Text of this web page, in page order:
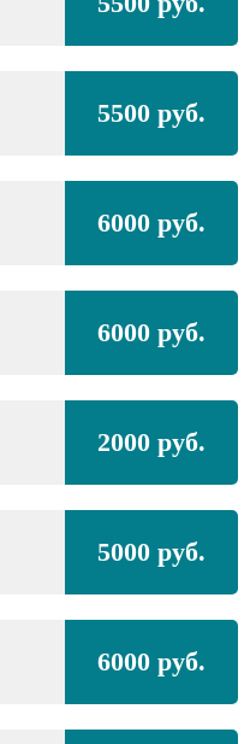
5500 руб.
6000 руб.
6000 руб.
2000 руб.
5000 руб.
6000 руб.